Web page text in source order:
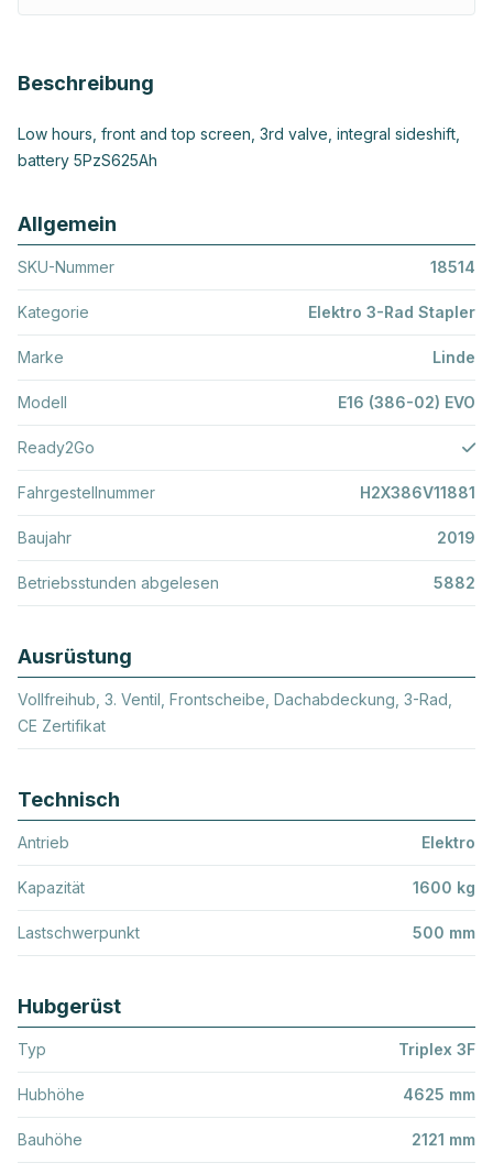
Beschreibung
Low hours, front and top screen, 3rd valve, integral sideshift,
battery 5PzS625Ah
Allgemein
SKU-Nummer 18514
Kategorie Elektro 3-Rad Stapler
Marke Linde
Modell E16 (386-02) EVO
Ready2Go
Fahrgestellnummer H2X386V11881
Baujahr 2019
Betriebsstunden abgelesen 5882
Ausrüstung
Vollfreihub, 3. Ventil, Frontscheibe, Dachabdeckung, 3-Rad,
CE Zertifikat
Technisch
Antrieb Elektro
Kapazität 1600 kg
Lastschwerpunkt 500 mm
Hubgerüst
Typ Triplex 3F
Hubhöhe 4625 mm
Bauhöhe 2121 mm